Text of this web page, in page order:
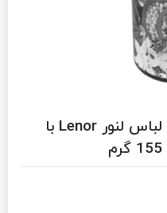
خوشبو کننده استوانه ای لباس لنور Lenor با